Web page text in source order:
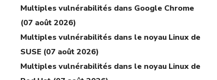
Multiples vulnérabilités dans Google Chrome
(07 août 2026)
Multiples vulnérabilités dans le noyau Linux de
SUSE (07 août 2026)
Multiples vulnérabilités dans le noyau Linux de